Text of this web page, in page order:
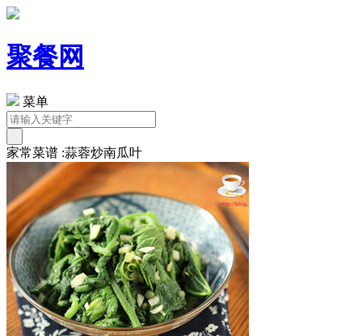
聚餐网
菜单
家常菜谱 :蒜蓉炒南瓜叶